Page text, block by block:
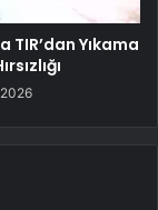
TIR’dan Yıkama